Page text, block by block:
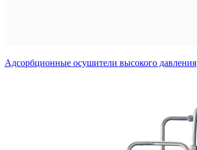
Адсорбционные осушители высокого давления